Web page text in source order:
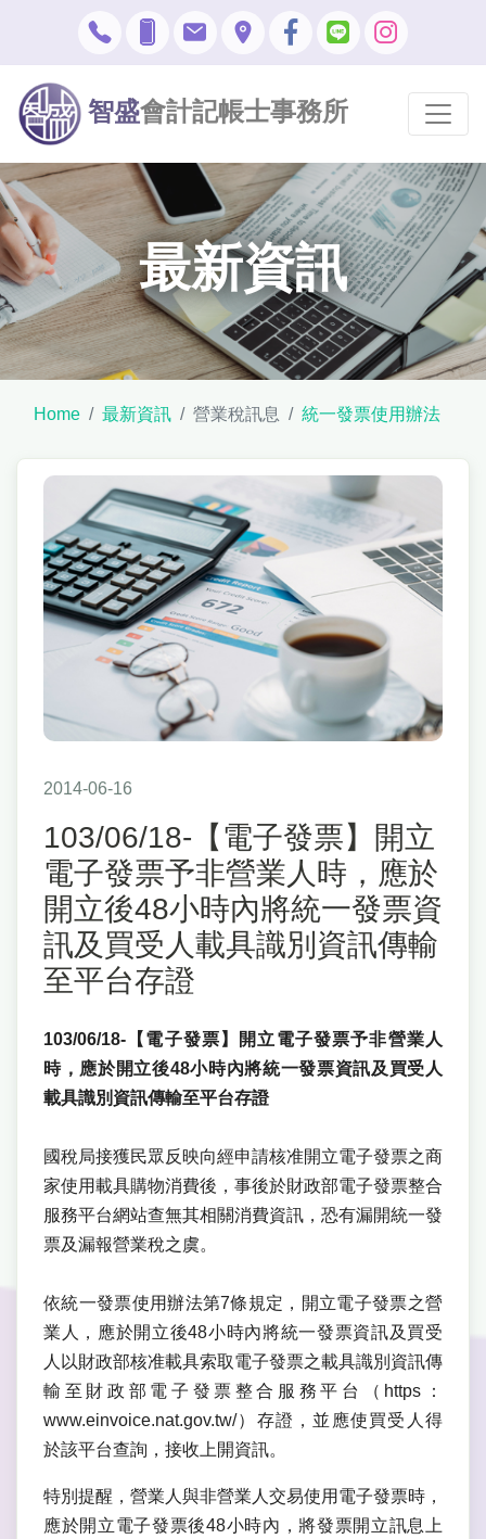
智盛會計記帳士事務所
最新資訊
Home 最新資訊 營業稅訊息 統一發票使用辦法
2014-06-16
103/06/18-【電子發票】開立
電子發票予非營業人時，應於
開立後48小時內將統一發票資
訊及買受人載具識別資訊傳輸
至平台存證
103/06/18-【電子發票】開立電子發票予非營業人
時，應於開立後48小時內將統一發票資訊及買受人
載具識別資訊傳輸至平台存證
國稅局接獲民眾反映向經申請核准開立電子發票之商
家使用載具購物消費後，事後於財政部電子發票整合
服務平台網站查無其相關消費資訊，恐有漏開統一發
票及漏報營業稅之虞。
依統一發票使用辦法第7條規定，開立電子發票之營
業人，應於開立後48小時內將統一發票資訊及買受
人以財政部核准載具索取電子發票之載具識別資訊傳
輸至財政部電子發票整合服務平台（https：
www.einvoice.nat.gov.tw/）存證，並應使買受人得
於該平台查詢，接收上開資訊。
特別提醒，營業人與非營業人交易使用電子發票時，
應於開立電子發票後48小時內，將發票開立訊息上